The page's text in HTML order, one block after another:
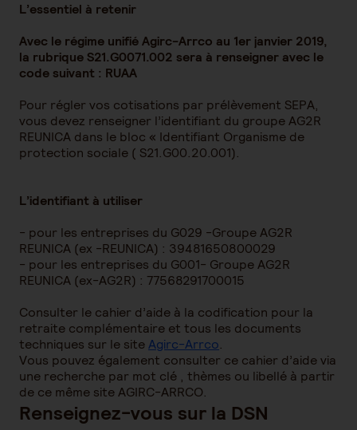
L’essentiel à retenir
Avec le régime unifié Agirc-Arrco au 1er janvier 2019,
la rubrique S21.G0071.002 sera à renseigner avec le
code suivant : RUAA
Pour régler vos cotisations par prélèvement SEPA,
vous devez renseigner l’identifiant du groupe AG2R
REUNICA dans le bloc « Identifiant Organisme de
protection sociale ( S21.G00.20.001).
L’identifiant à utiliser
- pour les entreprises du G029 -Groupe AG2R
REUNICA (ex -REUNICA) : 39481650800029
- pour les entreprises du G001- Groupe AG2R
REUNICA (ex-AG2R) : 77568291700015
Consulter le cahier d’aide à la codification pour la
retraite complémentaire et tous les documents
techniques sur le siteAgirc-Arrco.
Vous pouvez également consulter ce cahier d’aide via
une recherche par mot clé , thèmes ou libellé à partir
de ce même site AGIRC-ARRCO.
Renseignez-vous sur la DSN